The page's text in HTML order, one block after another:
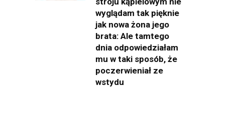
wyglądam tak pięknie
jak nowa żona jego
brata: Ale tamtego
dnia odpowiedziałam
mu w taki sposób, że
poczerwieniał ze
wstydu